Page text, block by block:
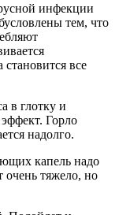
инфекции
тем, что
все
в глотку и
Горло
надолго.
капель надо
очень тяжело, но